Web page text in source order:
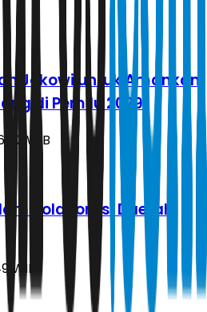
Jokowi untuk Amankan
di Pemilu 2029
WIB
Kolaborasi Daerah,
WIB